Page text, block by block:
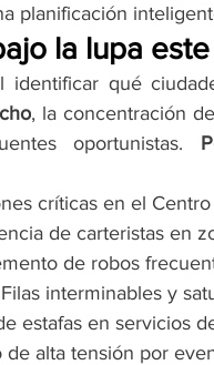
planificación
la lupa
identificar qué
, la concentración
oportunistas.
críticas en el
de carteristas en
de robos
Filas interminables y
estafas en servicios
de alta tensión por